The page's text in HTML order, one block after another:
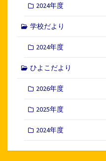
2024年度
学校だより
2024年度
ひよこだより
2026年度
2025年度
2024年度